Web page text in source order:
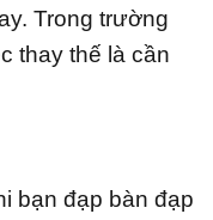
Trong trường
thay thế là cần
bạn đạp bàn đạp